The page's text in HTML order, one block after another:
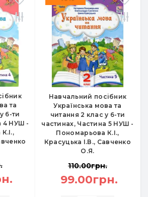
та
6-ти
4 НУШ -
Навчальний посібник
Українська мова та
читання 2 клас у 6-ти
частинах, Частина 5 НУШ -
Пономарьова К.І.,
Красуцька І.В., Савченко
О.Я.
110.00грн.
99.00грн.